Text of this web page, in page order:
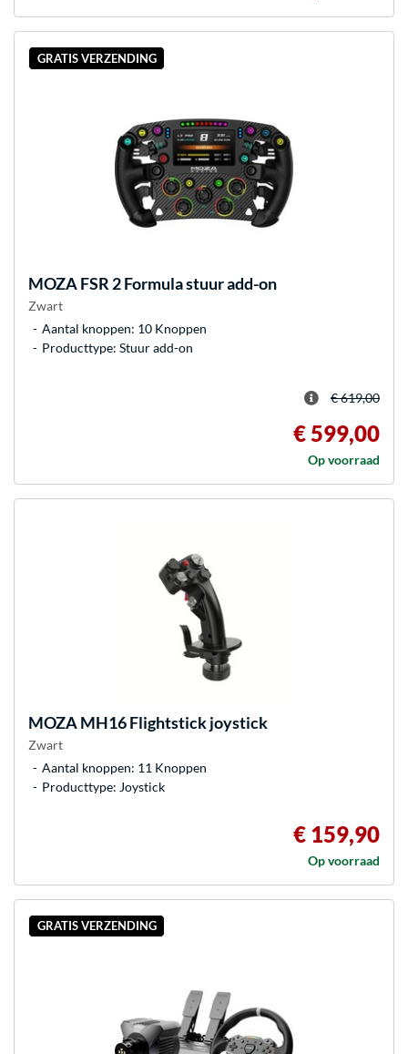
GRATIS VERZENDING
MOZAFSR 2 Formula stuur add-on
Zwart
Aantal knoppen: 10 Knoppen
Producttype: Stuur add-on
€ 619,00
€ 599,00
Op voorraad
MOZAMH16 Flightstick joystick
Zwart
Aantal knoppen: 11 Knoppen
Producttype: Joystick
€ 159,90
Op voorraad
GRATIS VERZENDING